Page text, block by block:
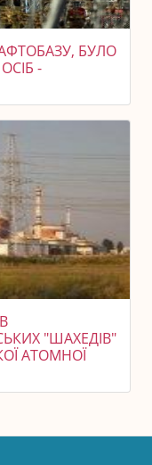
БУЛО
-
"ШАХЕДІВ"
АТОМНОЇ